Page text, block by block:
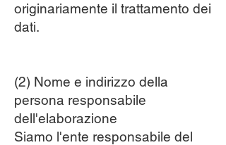
originariamente il trattamento dei
dati.
(2) Nome e indirizzo della
persona responsabile
dell'elaborazione
Siamo l'ente responsabile del